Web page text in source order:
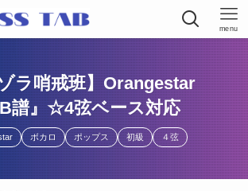
menu
ラ哨戒班】Orangestar
譜』☆4弦ベース対応
ボカロ ポップス 初級 ４弦